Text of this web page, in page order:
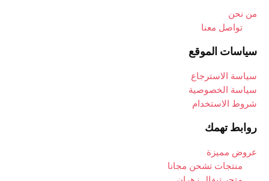
من نحن
تواصل معنا
سياسات الموقع
سياسة الاسترجاع
سياسة الخصوصية
شروط الاستخدام
روابط تهمك
عروض مميزة
منتجات تشحن مجانا